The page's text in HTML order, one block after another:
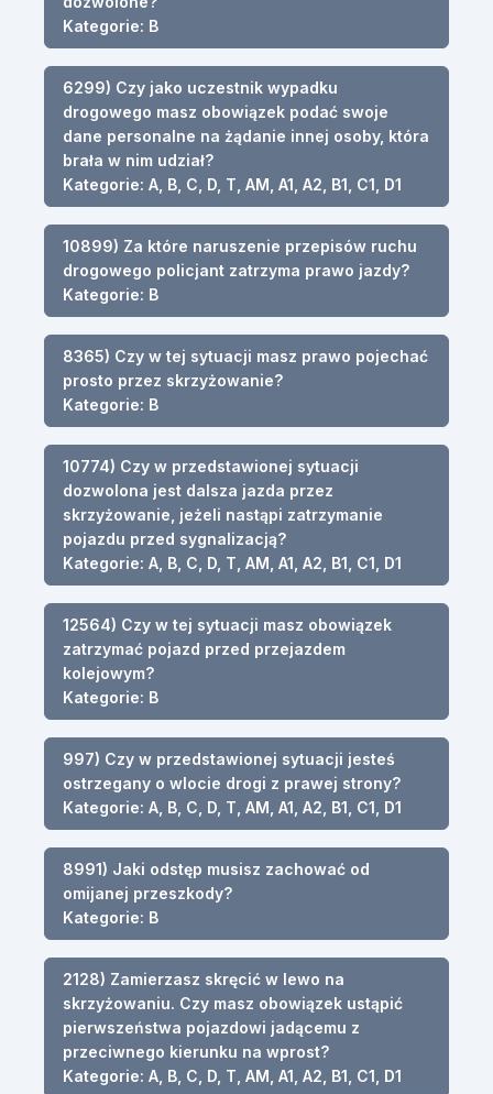
Kategorie: B
6299) Czy jako uczestnik wypadku
drogowego masz obowiązek podać swoje
dane personalne na żądanie innej osoby, która
brała w nim udział?
Kategorie: A, B, C, D, T, AM, A1, A2, B1, C1, D1
10899) Za które naruszenie przepisów ruchu
drogowego policjant zatrzyma prawo jazdy?
Kategorie: B
8365) Czy w tej sytuacji masz prawo pojechać
prosto przez skrzyżowanie?
Kategorie: B
10774) Czy w przedstawionej sytuacji
dozwolona jest dalsza jazda przez
skrzyżowanie, jeżeli nastąpi zatrzymanie
pojazdu przed sygnalizacją?
Kategorie: A, B, C, D, T, AM, A1, A2, B1, C1, D1
12564) Czy w tej sytuacji masz obowiązek
zatrzymać pojazd przed przejazdem
kolejowym?
Kategorie: B
997) Czy w przedstawionej sytuacji jesteś
ostrzegany o wlocie drogi z prawej strony?
Kategorie: A, B, C, D, T, AM, A1, A2, B1, C1, D1
8991) Jaki odstęp musisz zachować od
omijanej przeszkody?
Kategorie: B
2128) Zamierzasz skręcić w lewo na
skrzyżowaniu. Czy masz obowiązek ustąpić
pierwszeństwa pojazdowi jadącemu z
przeciwnego kierunku na wprost?
Kategorie: A, B, C, D, T, AM, A1, A2, B1, C1, D1